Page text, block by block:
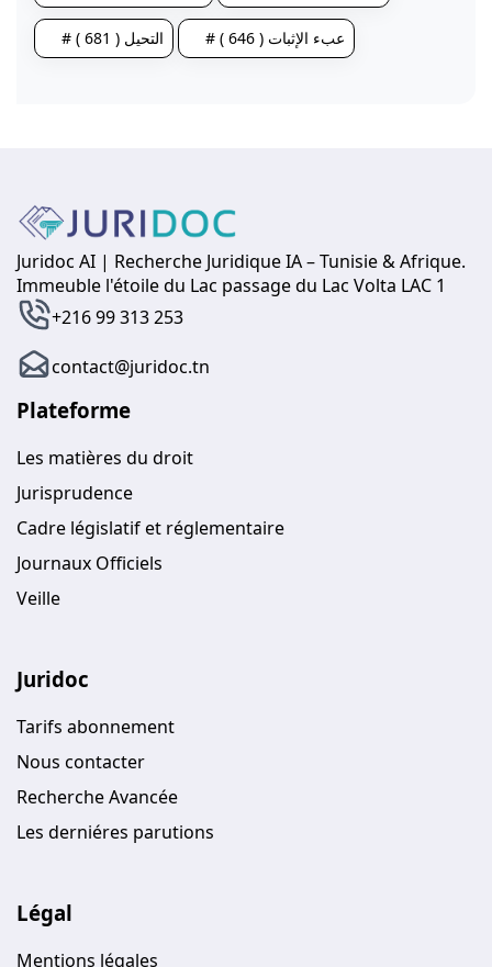
# التحيل ( 681 ) # عبء الإثبات ( 646 )
Juridoc AI | Recherche Juridique IA – Tunisie & Afrique.
Immeuble l'étoile du Lac passage du Lac Volta LAC 1
+216 99 313 253
contact@juridoc.tn
Plateforme
Les matières du droit
Jurisprudence
Cadre législatif et réglementaire
Journaux Officiels
Veille
Juridoc
Tarifs abonnement
Nous contacter
Recherche Avancée
Les derniéres parutions
Légal
Mentions légales